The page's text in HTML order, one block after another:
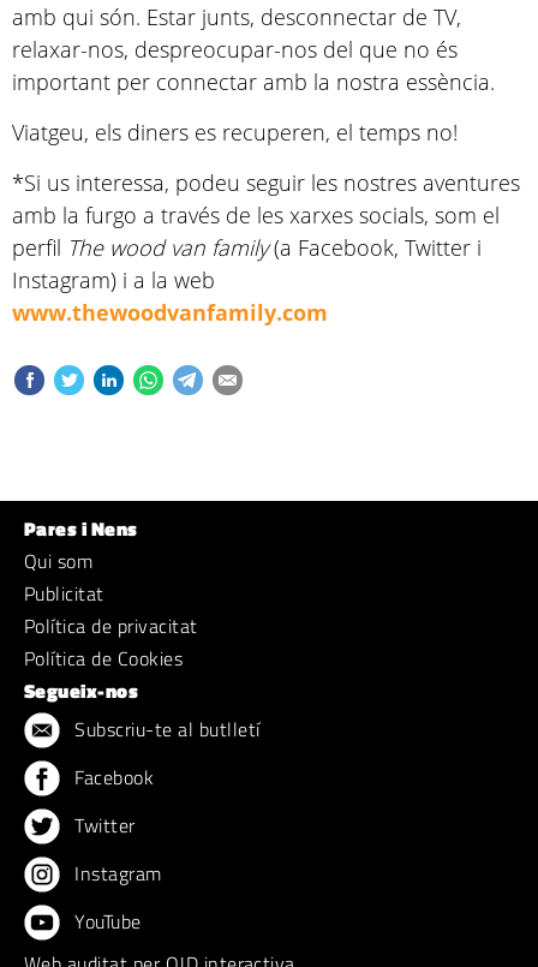
amb qui són. Estar junts, desconnectar de TV,
relaxar-nos, despreocupar-nos del que no és
important per connectar amb la nostra essència.
Viatgeu, els diners es recuperen, el temps no!
*Si us interessa, podeu seguir les nostres aventures
amb la furgo a través de les xarxes socials, som el
perfil The wood van family(a Facebook, Twitter i
Instagram) i a la web
www.thewoodvanfamily.com
Pares i Nens
Qui som
Publicitat
Política de privacitat
Política de Cookies
Segueix-nos
Subscriu-te al butlletí
Facebook
Twitter
Instagram
YouTube